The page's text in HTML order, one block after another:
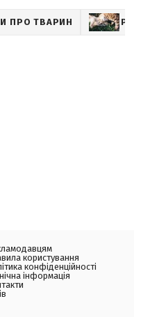
ПРО ТВАРИН
користування
конфіденційності
інформація